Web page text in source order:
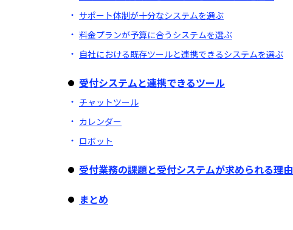
サポート体制が十分なシステムを選ぶ
料金プランが予算に合うシステムを選ぶ
自社における既存ツールと連携できるシステムを選ぶ
受付システムと連携できるツール
チャットツール
カレンダー
ロボット
受付業務の課題と受付システムが求められる理由
まとめ